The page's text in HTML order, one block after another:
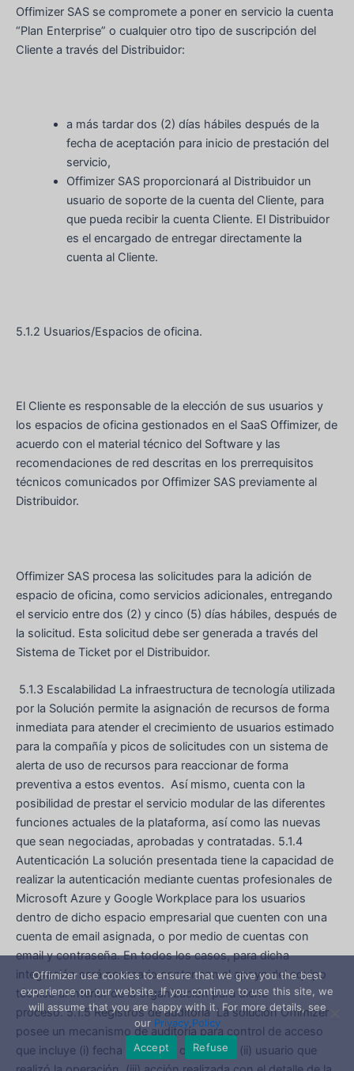
Offimizer SAS se compromete a poner en servicio la cuenta
“Plan Enterprise” o cualquier otro tipo de suscripción del
Cliente a través del Distribuidor:
a más tardar dos (2) días hábiles después de la
fecha de aceptación para inicio de prestación del
servicio,
Offimizer SAS proporcionará al Distribuidor un
usuario de soporte de la cuenta del Cliente, para
que pueda recibir la cuenta Cliente. El Distribuidor
es el encargado de entregar directamente la
cuenta al Cliente.
5.1.2 Usuarios/Espacios de oficina.
El Cliente es responsable de la elección de sus usuarios y
los espacios de oficina gestionados en el SaaS Offimizer, de
acuerdo con el material técnico del Software y las
recomendaciones de red descritas en los prerrequisitos
técnicos comunicados por Offimizer SAS previamente al
Distribuidor.
Offimizer SAS procesa las solicitudes para la adición de
espacio de oficina, como servicios adicionales, entregando
el servicio entre dos (2) y cinco (5) días hábiles, después de
la solicitud. Esta solicitud debe ser generada a través del
Sistema de Ticket por el Distribuidor.
5.1.3 Escalabilidad La infraestructura de tecnología utilizada
por la Solución permite la asignación de recursos de forma
inmediata para atender el crecimiento de usuarios estimado
para la compañía y picos de solicitudes con un sistema de
alerta de uso de recursos para reaccionar de forma
preventiva a estos eventos. Así mismo, cuenta con la
posibilidad de prestar el servicio modular de las diferentes
funciones actuales de la plataforma, así como las nuevas
que sean negociadas, aprobadas y contratadas. 5.1.4
Autenticación La solución presentada tiene la capacidad de
realizar la autenticación mediante cuentas profesionales de
Microsoft Azure y Google Workplace para los usuarios
dentro de dicho espacio empresarial que cuenten con una
cuenta de email asignada, o por medio de cuentas con
email y contraseña. En todos los casos, para dicha
integración será necesario contar con el apoyo del equipo
técnico al interior de la organización para dicho
proceso. 5.1.5 Registros de auditoria La solución Offimizer
posee un mecanismo de auditoría para control de acceso
que incluye (i) fecha y hora de operación, (ii) usuario que
Offimizer use cookies to ensure that we give you the best
experience on our website. If you continue to use this site, we
will assume that you are happy with it. For more details, see
our Privacy Policy
Accept
Refuse